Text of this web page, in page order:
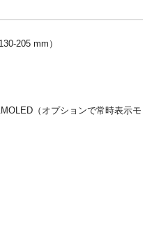
205 mm）
（オプションで常時表示モ